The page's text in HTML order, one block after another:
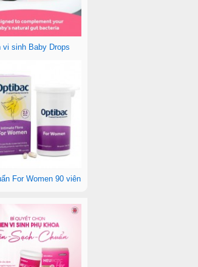
vi sinh Baby Drops
For Women 90 viên